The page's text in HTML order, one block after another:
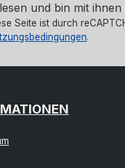
und bin mit
Seite ist durch
.